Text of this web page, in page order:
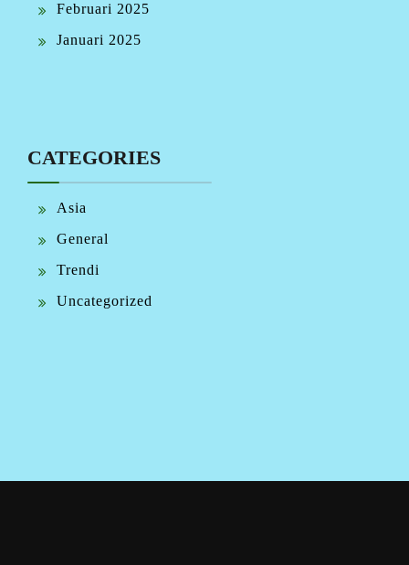
Februari 2025
Januari 2025
CATEGORIES
Asia
General
Trendi
Uncategorized